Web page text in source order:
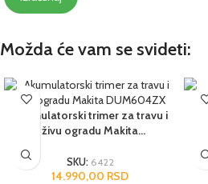
Možda će vam se svideti:
Akumulatorski trimer za travu i
živu ogradu Makita
SKU: 6422
14.990,00 RSD